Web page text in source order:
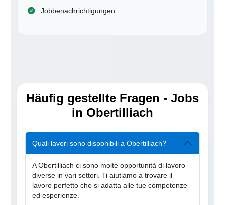
Jobbenachrichtigungen
Häufig gestellte Fragen - Jobs
in Obertilliach
Quali lavori sono disponibili a Obertilliach?
A Obertilliach ci sono molte opportunità di lavoro
diverse in vari settori. Ti aiutiamo a trovare il
lavoro perfetto che si adatta alle tue competenze
ed esperienze.